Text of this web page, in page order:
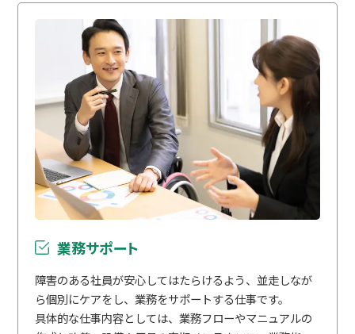
業務サポート
障害のある社員が安心してはたらけるよう、並走しなが
ら個別にケアをし、業務をサポートする仕事です。
具体的な仕事内容としては、業務フローやマニュアルの